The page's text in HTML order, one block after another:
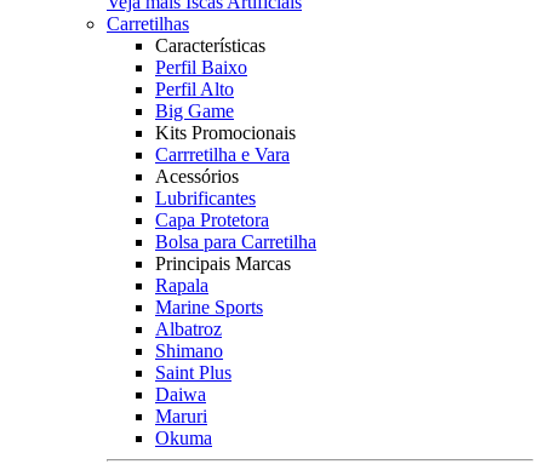
Carretilhas
Características
Perfil Baixo
Perfil Alto
Big Game
Kits Promocionais
Carrretilha e Vara
Acessórios
Lubrificantes
Capa Protetora
Bolsa para Carretilha
Principais Marcas
Rapala
Marine Sports
Albatroz
Shimano
Saint Plus
Daiwa
Maruri
Okuma